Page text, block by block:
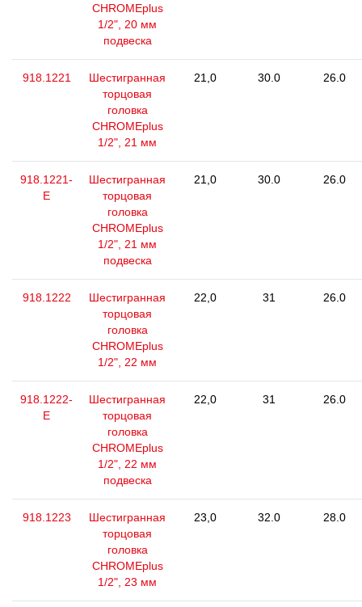
CHROMEplus
1/2", 20 мм
подвеска
918.1221
Шестигранная
торцовая
головка
CHROMEplus
1/2", 21 мм
21,0 30.0 26.0
918.1221-
E
Шестигранная
торцовая
головка
CHROMEplus
1/2", 21 мм
подвеска
21,0 30.0 26.0
918.1222
Шестигранная
торцовая
головка
CHROMEplus
1/2", 22 мм
22,0 31 26.0
918.1222-
E
Шестигранная
торцовая
головка
CHROMEplus
1/2", 22 мм
подвеска
22,0 31 26.0
918.1223
Шестигранная
торцовая
головка
CHROMEplus
1/2", 23 мм
23,0 32.0 28.0